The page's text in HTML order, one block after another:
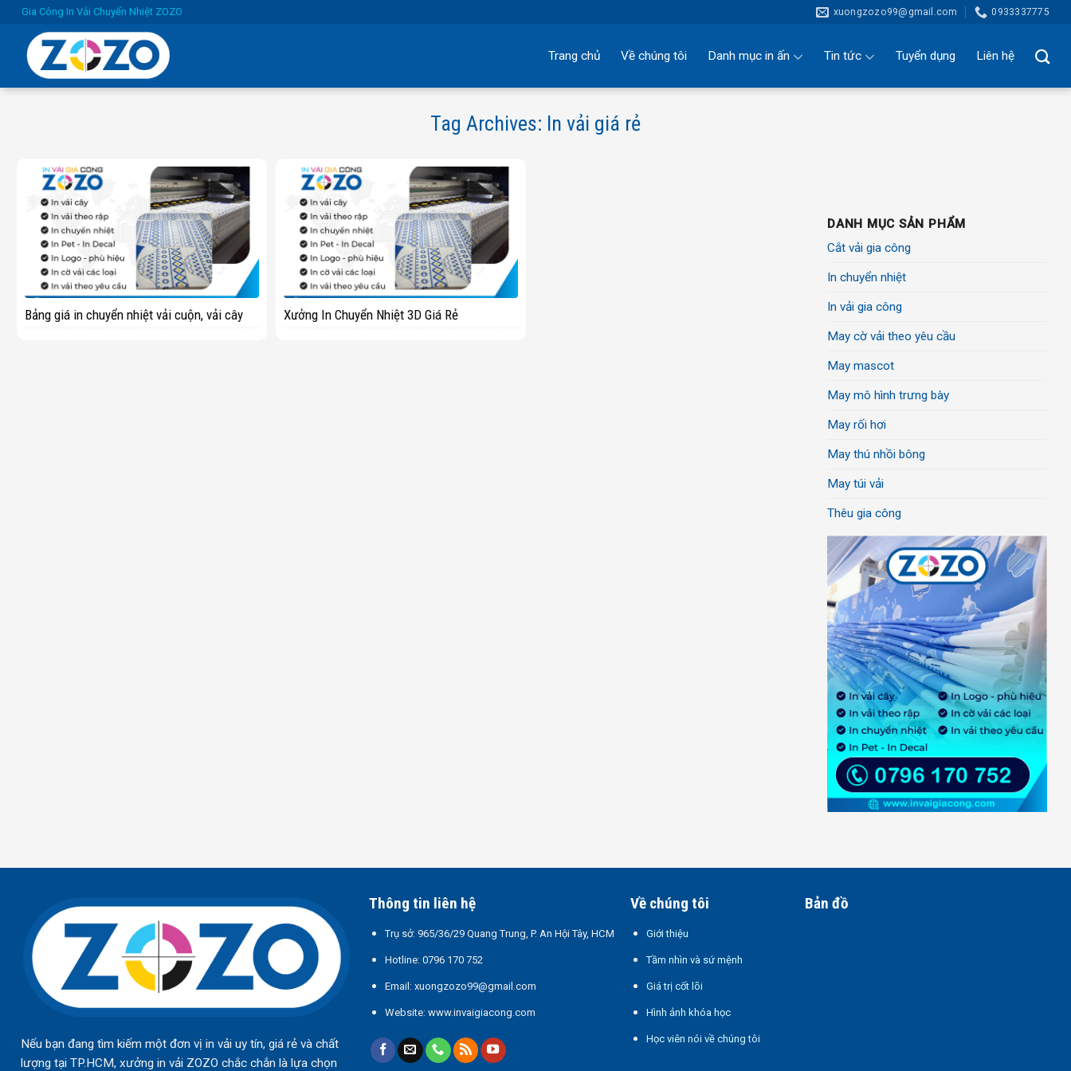
content
Gia Công In Vải Chuyển Nhiệt ZOZO xuongzozo99@gmail.com 0933337775
Trang chủ Về chúng tôi Danh mục in ấn Tin tức Tuyển dụng Liên hệ
Tag Archives: In vải giá rẻ
Bảng giá in chuyển nhiệt vải cuộn, vải cây Xưởng In Chuyển Nhiệt 3D Giá Rẻ
DANH MỤC SẢN PHẨM
Cắt vải gia công
In chuyển nhiệt
In vải gia công
May cờ vải theo yêu cầu
May mascot
May mô hình trưng bày
May rối hơi
May thú nhồi bông
May túi vải
Thêu gia công
Nếu bạn đang tìm kiếm một đơn vị in vải uy tín, giá rẻ và chất
lượng tại TP.HCM, xưởng in vải ZOZO chắc chắn là lựa chọn
Thông tin liên hệ
Trụ sở: 965/36/29 Quang Trung, P. An Hội Tây, HCM
Hotline: 0796 170 752
Email: xuongzozo99@gmail.com
Website: www.invaigiacong.com
Về chúng tôi
Giới thiệu
Tầm nhìn và sứ mệnh
Giá trị cốt lõi
Hình ảnh khóa học
Học viên nói về chúng tôi
Bản đồ